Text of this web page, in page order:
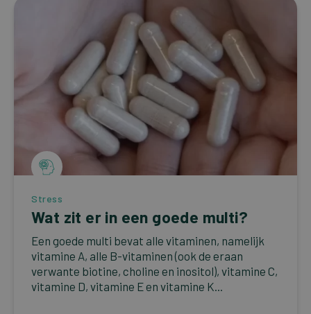
Stress
Wat zit er in een goede multi?
Een goede multi bevat alle vitaminen, namelijk
vitamine A, alle B-vitaminen (ook de eraan
verwante biotine, choline en inositol), vitamine C,
vitamine D, vitamine E en vitamine K...